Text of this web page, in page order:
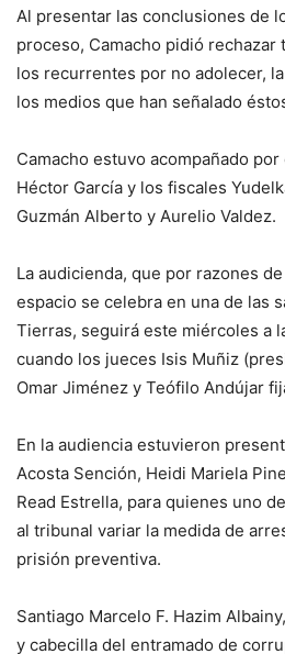
Al presentar las conclusiones de
proceso, Camacho pidió
los recurrentes por no adolecer,
los medios que han señalado
Camacho estuvo acompañado
Héctor García y los fiscales
Guzmán Alberto y Aurelio Valdez.
La audicienda, que por razones
espacio se celebra en una de las
Tierras, seguirá este miércoles a
cuando los jueces Isis Muñiz
Omar Jiménez y Teófilo Andújar
En la audiencia estuvieron
Acosta Sención, Heidi Mariela
Read Estrella, para quienes uno
al tribunal variar la medida de
prisión preventiva.
Santiago Marcelo F. Hazim
y cabecilla del entramado de